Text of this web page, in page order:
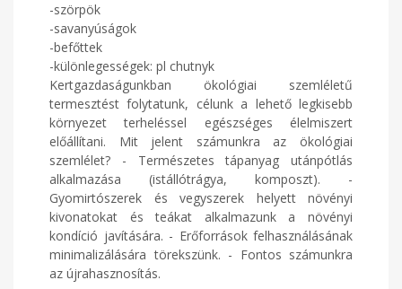
-szörpök
-savanyúságok
-befőttek
-különlegességek: pl chutnyk
Kertgazdaságunkban ökológiai szemléletű
termesztést folytatunk, célunk a lehető legkisebb
környezet terheléssel egészséges élelmiszert
előállítani. Mit jelent számunkra az ökológiai
szemlélet? - Természetes tápanyag utánpótlás
alkalmazása (istállótrágya, komposzt). -
Gyomirtószerek és vegyszerek helyett növényi
kivonatokat és teákat alkalmazunk a növényi
kondíció javítására. - Erőforrások felhasználásának
minimalizálására törekszünk. - Fontos számunkra
az újrahasznosítás.